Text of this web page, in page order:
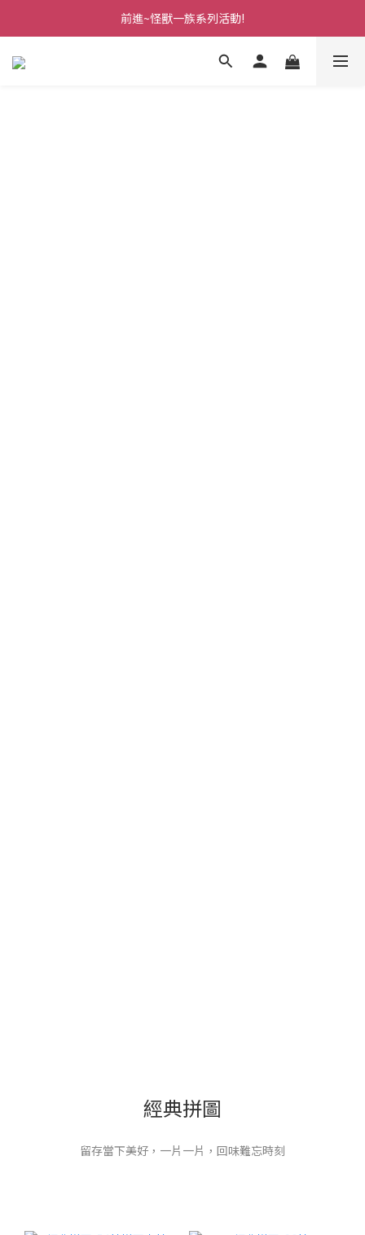
前進~怪獸一族系列活動!
前進~怪獸一族系列活動!
分享美好時光 ∣ APP好友推薦
經典拼圖
留存當下美好，一片一片，回味難忘時刻